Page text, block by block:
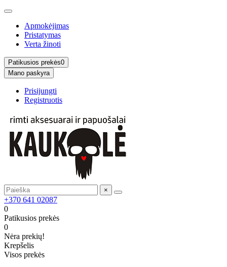
Apmokėjimas
Pristatymas
Verta žinoti
Patikusios prekės0
Mano paskyra
Prisijungti
Registruotis
×
+370 641 02087
0
Patikusios prekės
0
Nėra prekių!
Krepšelis
Visos prekės